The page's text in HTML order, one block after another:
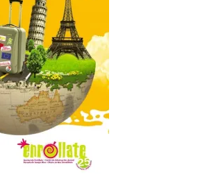
España
web para
del
12 de
de un visor web
conocer la
exacta del Sol y